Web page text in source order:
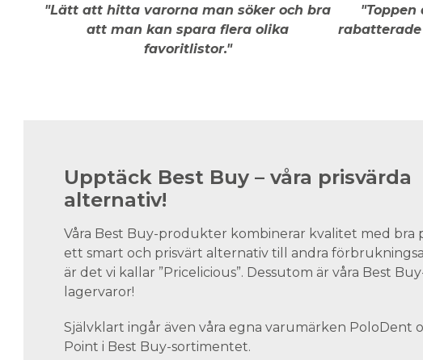
"Lätt att hitta varorna man söker och bra
att man kan spara flera olika
favoritlistor."
Upptäck Best Buy – våra prisvärda
alternativ!
Våra Best Buy-produkter kombinerar kvalitet med bra
ett smart och prisvärt alternativ till andra
är det vi kallar ”Pricelicious”. Dessutom är våra Best
lagervaror!
Självklart ingår även våra egna varumärken PoloDent
Point i Best Buy-sortimentet.